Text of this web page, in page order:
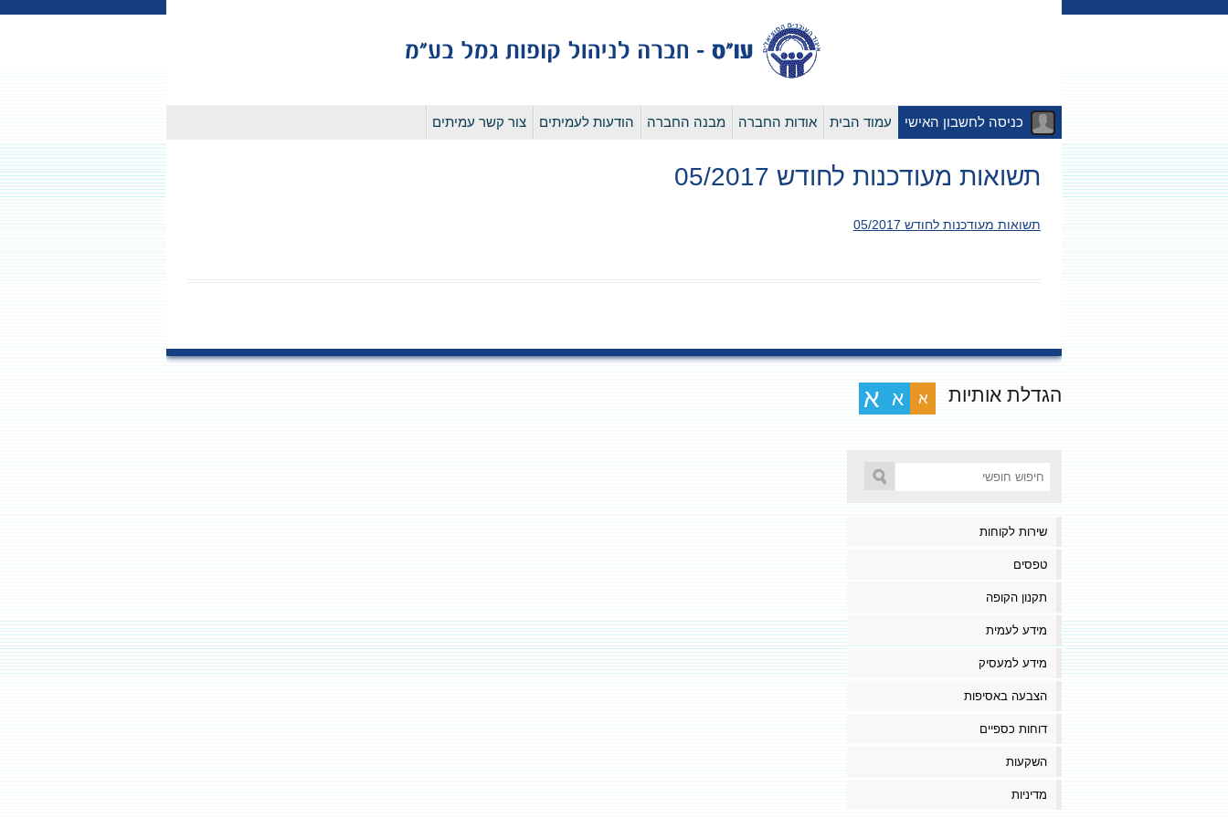
לדלג
כניסה לחשבון האישי עמוד הבית אודות החברה מבנה החברה הודעות לעמיתים צור קשר עמיתים
תשואות מעודכנות לחודש 05/2017
תשואות מעודכנות לחודש 05/2017
הגדלת אותיות א א א
שירות לקוחות
טפסים
תקנון הקופה
מידע לעמית
מידע למעסיק
הצבעה באסיפות
דוחות כספיים
השקעות
מדיניות